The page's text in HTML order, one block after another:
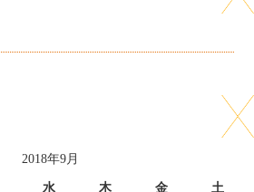
2018年9月
水 木 金 土